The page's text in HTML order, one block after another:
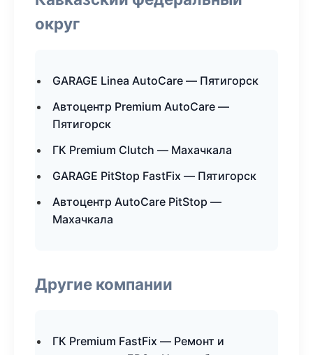
округ
GARAGE Linea AutoCare — Пятигорск
Автоцентр Premium AutoCare —
Пятигорск
ГК Premium Clutch — Махачкала
GARAGE PitStop FastFix — Пятигорск
Автоцентр AutoCare PitStop —
Махачкала
Другие компании
ГК Premium FastFix — Ремонт и